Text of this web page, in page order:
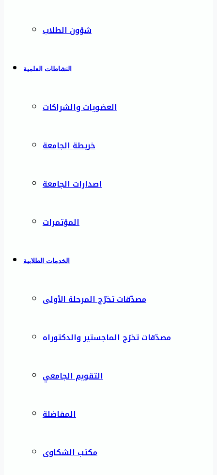
شؤون الطلاب
النشاطات العلمية
العضويات والشراكات
خريطة الجامعة
اصدارات الجامعة
المؤتمرات
الخدمات الطلابية
مصدّقات تخرّج المرحلة الأولى
مصدّقات تخرّج الماجستير والدكتوراه
التقويم الجامعي
المفاضلة
مكتب الشكاوى